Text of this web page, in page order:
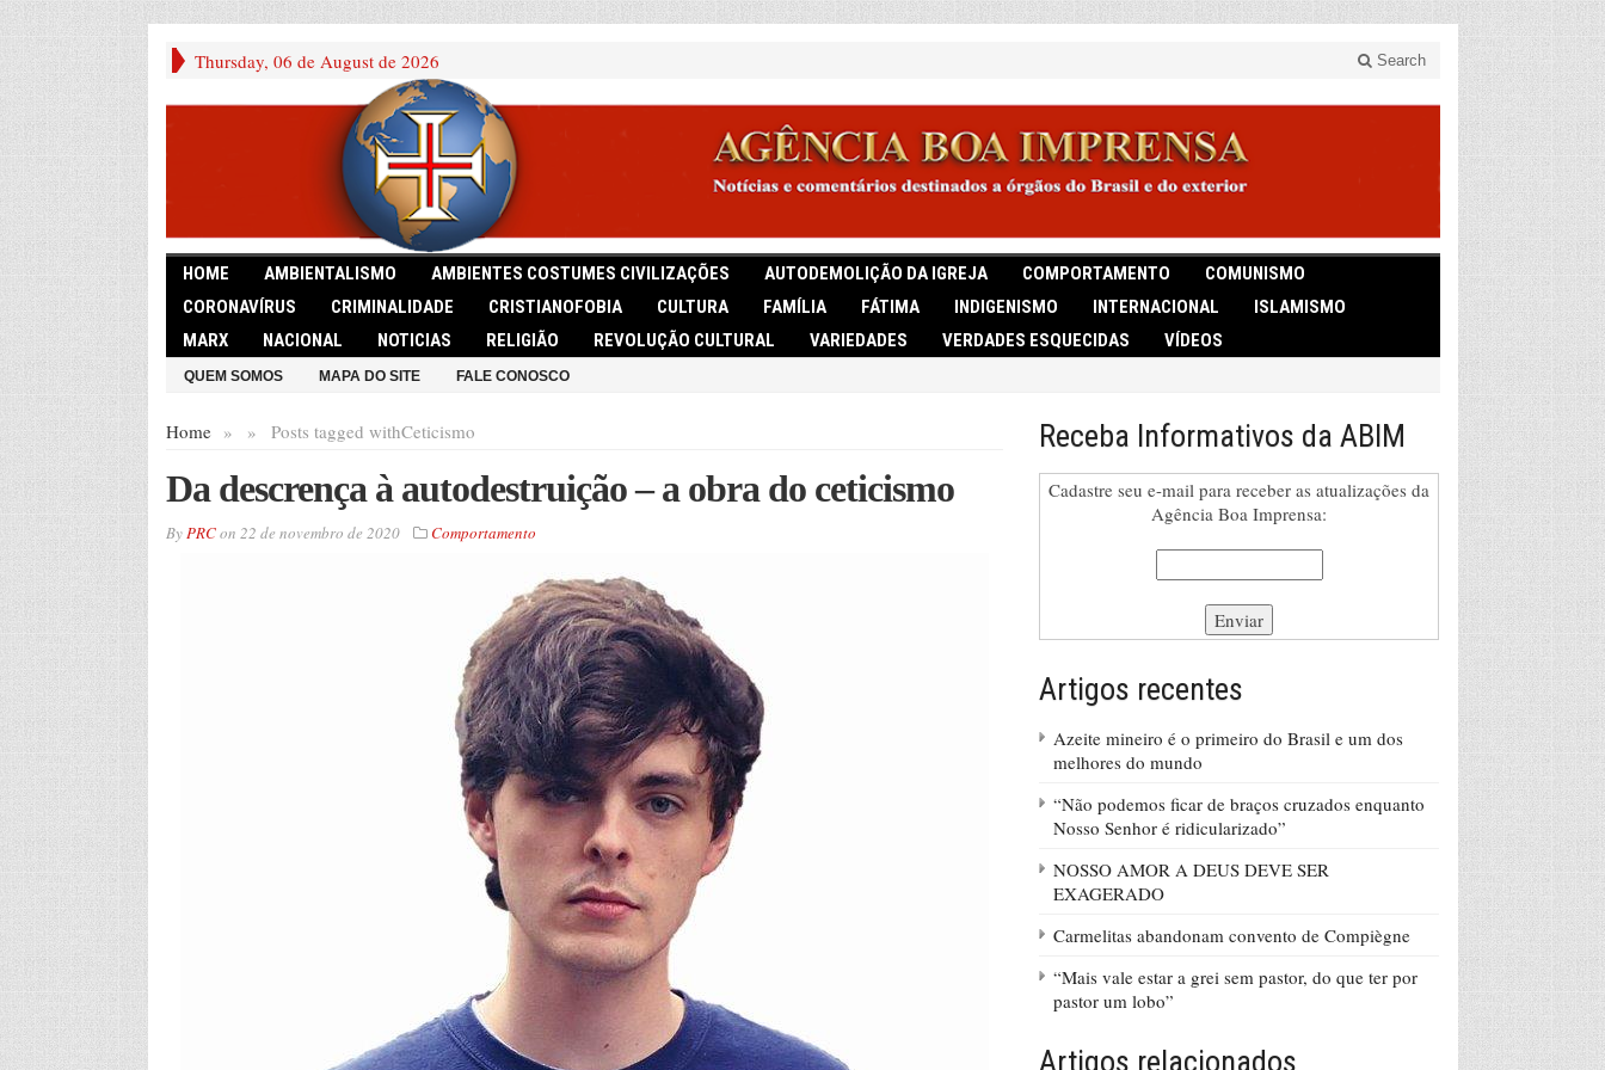
Thursday, 06 de August de 2026 Search
HOME AMBIENTALISMO AMBIENTES COSTUMES CIVILIZAÇÕES AUTODEMOLIÇÃO DA IGREJA COMPORTAMENTO
COMUNISMO
CORONAVÍRUS
CRIMINALIDADE CRISTIANOFOBIA CULTURA FAMÍLIA FÁTIMA INDIGENISMO INTERNACIONAL
ISLAMISMO
MARX
NACIONAL NOTICIAS RELIGIÃO REVOLUÇÃO CULTURAL VARIEDADES VERDADES ESQUECIDAS VÍDEOS
QUEM SOMOS MAPA DO SITE FALE CONOSCO
Home » Posts tagged with
» Ceticismo
Da descrença à autodestruição – a obra do ceticismo
ByPRCon 22 de novembro de 2020 Comportamento
Receba Informativos da ABIM
Cadastre seu e-mail para receber as atualizações da
Agência Boa Imprensa:
Artigos recentes
Azeite mineiro é o primeiro do Brasil e um dos
melhores do mundo
“Não podemos ficar de braços cruzados enquanto
Nosso Senhor é ridicularizado”
NOSSO AMOR A DEUS DEVE SER
EXAGERADO
Carmelitas abandonam convento de Compiègne
“Mais vale estar a grei sem pastor, do que ter por
pastor um lobo”
Artigos relacionados